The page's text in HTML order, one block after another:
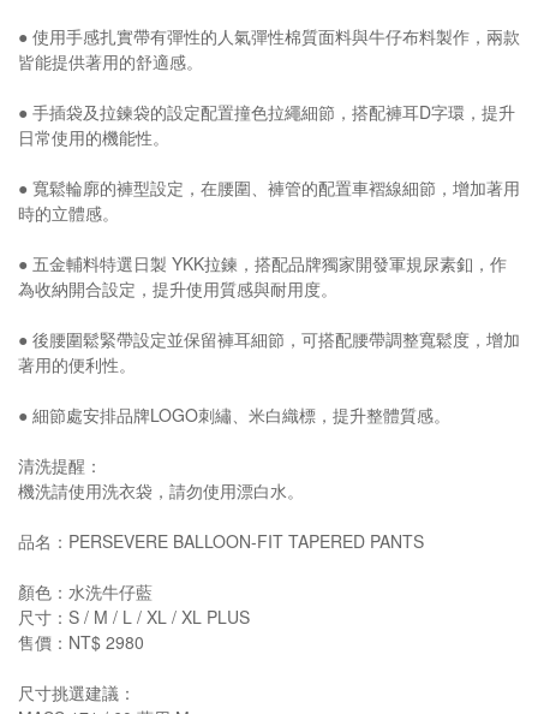
● 使用手感扎實帶有彈性的人氣彈性棉質面料與牛仔布料製作，兩款
皆能提供著用的舒適感。
● 手插袋及拉鍊袋的設定配置撞色拉繩細節，搭配褲耳D字環，提升
日常使用的機能性。
● 寬鬆輪廓的褲型設定，在腰圍、褲管的配置車褶線細節，增加著用
時的立體感。
● 五金輔料特選日製 YKK拉鍊，搭配品牌獨家開發軍規尿素釦，作
為收納開合設定，提升使用質感與耐用度。
● 後腰圍鬆緊帶設定並保留褲耳細節，可搭配腰帶調整寬鬆度，增加
著用的便利性。
● 細節處安排品牌LOGO刺繡、米白織標，提升整體質感。
清洗提醒：
機洗請使用洗衣袋，請勿使用漂白水。
品名：PERSEVERE BALLOON-FIT TAPERED PANTS
顏色：水洗牛仔藍
尺寸：S / M / L / XL / XL PLUS
售價：NT$ 2980
尺寸挑選建議：